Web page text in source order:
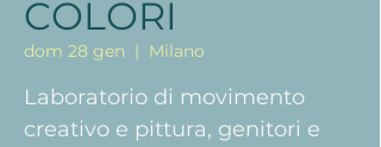
COLORI
dom 28 gen
  |
Milano
Laboratorio di movimento
creativo e pittura, genitori e